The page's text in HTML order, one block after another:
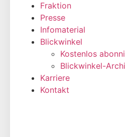
Fraktion
Presse
Infomaterial
Blickwinkel
Kostenlos
Blickwinkel-
Karriere
Kontakt